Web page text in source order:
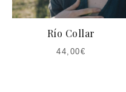
Río Collar
44,00€